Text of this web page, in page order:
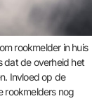
rookmelder in huis
dat de overheid het
Invloed op de
rookmelders nog